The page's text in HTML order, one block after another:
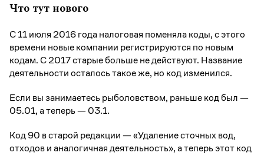
Что тут нового
С 11 июля 2016 года налоговая поменяла коды, с этого
времени новые компании регистрируются по новым
кодам. С 2017 старые больше не действуют. Название
деятельности осталось такое же, но код изменился.
Если вы занимаетесь рыболовством, раньше код был —
05.01, а теперь — 03.1.
Код 90 в старой редакции — «Удаление сточных вод,
отходов и аналогичная деятельность», а теперь этот код